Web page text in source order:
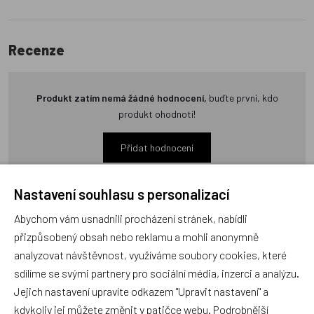
Recenze
Produkt zatím nemá žádné hodnocení, buďte první, kdo
produkt ohodnotí!
Přidat hodnocení
Zboží se stejným motivem
BAAGL SET 5 Zippy Draci:
aktovka, penál, sáček,
BAAGL SET 3 Zippy Draci:
aktovka, penál, sáček
Nastavení souhlasu s personalizací
Abychom vám usnadnili procházení stránek, nabídli
přizpůsobený obsah nebo reklamu a mohli anonymně
analyzovat návštěvnost, využíváme soubory cookies, které
sdílíme se svými partnery pro sociální média, inzerci a analýzu.
Jejich nastavení upravíte odkazem "Upravit nastavení" a
kdykoliv jej můžete změnit v patičce webu. Podrobnější